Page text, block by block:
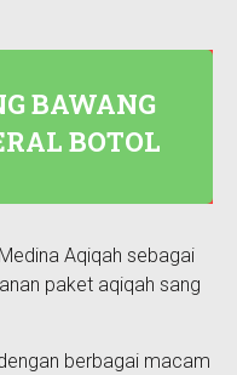
BAWANG
BOTOL
Aqiqah sebagai
paket aqiqah sang
berbagai macam